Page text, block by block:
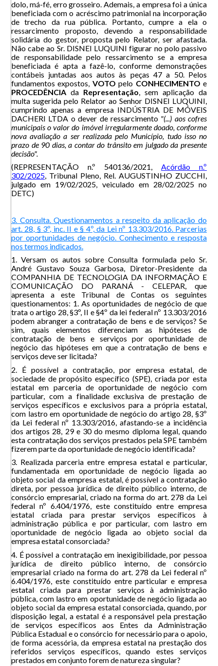
dolo, má-fé, erro grosseiro. Ademais, a empresa foi a única
beneficiada com o acréscimo patrimonial na incorporação
de trecho da rua pública. Portanto, cumpre a ela o
ressarcimento proposto, devendo a responsabilidade
solidária do gestor, proposta pelo Relator, ser afastada.
Não cabe ao Sr. DISNEI LUQUINI figurar no polo passivo
de responsabilidade pelo ressarcimento se a empresa
beneficiada é apta a fazê-lo, conforme demonstrações
contábeis juntadas aos autos às peças 47 a 50. Pelos
fundamentos expostos, VOTO pelo CONHECIMENTO e
PROCEDÊNCIA da Representação , sem aplicação da
multa sugerida pelo Relator ao Senhor DISNEI LUQUINI,
cumprindo apenas a empresa INDÚSTRIA DE MÓVEIS
DACHERI LTDA o dever de ressarcimento "(...) aos cofres
municipais o valor do imóvel irregularmente doado, conforme
nova avaliação a ser realizada pelo Município, tudo isso no
prazo de 90 dias, a contar do trânsito em julgado da presente
decisão".
(REPRESENTAÇÃO n.º 540136/2021, Acórdão n.º
302/2025, Tribunal Pleno, Rel. AUGUSTINHO ZUCCHI,
julgado em 19/02/2025, veiculado em 28/02/2025 no
DETC)
3. Consulta. Questionamentos a respeito da aplicação do
art. 28, § 3º, inc. II e § 4º, da Lei nº 13.303/2016. Parcerias
por oportunidades de negócio. Conhecimento e resposta
nos termos indicados.
1. Versam os autos sobre Consulta formulada pelo Sr.
André Gustavo Souza Garbosa, Diretor-Presidente da
COMPANHIA DE TECNOLOGIA DA INFORMAÇÃO E
COMUNICAÇÃO DO PARANÁ - CELEPAR, que
apresenta a este Tribunal de Contas os seguintes
questionamentos: 1. As oportunidades de negócio de que
trata o artigo 28, §3º, II e §4º da lei federal nº 13.303/2016
podem abranger a contratação de bens e de serviços? Se
sim, quais elementos diferenciam as hipóteses de
contratação de bens e serviços por oportunidade de
negócio das hipóteses em que a contratação de bens e
serviços deve ser licitada?
2. É possível a contratação, por empresa estatal, de
sociedade de propósito específico (SPE), criada por esta
estatal em parceria de oportunidade de negócio com
particular, com a finalidade exclusiva de prestação de
serviços específicos e exclusivos para a própria estatal,
com lastro em oportunidade de negócio do artigo 28, §3º
da Lei federal nº 13.303/2016, afastando-se a incidência
dos artigos 28, 29 e 30 do mesmo diploma legal, quando
esta contratação dos serviços prestados pela SPE também
fizerem parte da oportunidade de negócio identificada?
3. Realizada parceria entre empresa estatal e particular,
fundamentada em oportunidade de negócio ligada ao
objeto social da empresa estatal, é possível a contratação
direta, por pessoa jurídica de direito público interno, de
consórcio empresarial, criado na forma do art. 278 da Lei
federal nº 6.404/1976, este constituído entre empresa
estatal criada para prestar serviços específicos à
administração pública e por particular, com lastro em
oportunidade de negócio ligada ao objeto social da
empresa estatal consorciada?
4. É possível a contratação em inexigibilidade, por pessoa
jurídica de direito público interno, de consórcio
empresarial criado na forma do art. 278 da Lei federal nº
6.404/1976, este constituído entre particular e empresa
estatal criada para prestar serviços à administração
pública, com lastro em oportunidade de negócio ligada ao
objeto social da empresa estatal consorciada, quando, por
disposição legal, a estatal é a responsável pela prestação
de serviços específicos aos Entes da Administração
Pública Estadual e o consórcio for necessário para o apoio,
de forma acessória, da empresa estatal na prestação dos
referidos serviços específicos, quando estes serviços
prestados em conjunto forem de natureza singular?